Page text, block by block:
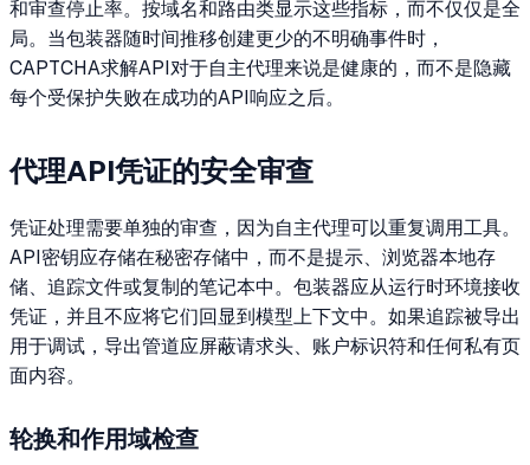
和审查停止率。按域名和路由类显示这些指标，而不仅仅是全
局。当包装器随时间推移创建更少的不明确事件时，
CAPTCHA求解API对于自主代理来说是健康的，而不是隐藏
每个受保护失败在成功的API响应之后。
代理API凭证的安全审查
凭证处理需要单独的审查，因为自主代理可以重复调用工具。
API密钥应存储在秘密存储中，而不是提示、浏览器本地存
储、追踪文件或复制的笔记本中。包装器应从运行时环境接收
凭证，并且不应将它们回显到模型上下文中。如果追踪被导出
用于调试，导出管道应屏蔽请求头、账户标识符和任何私有页
面内容。
轮换和作用域检查